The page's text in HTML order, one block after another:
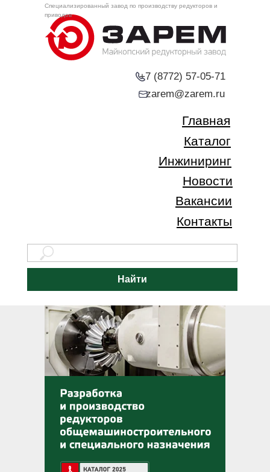
+7 (8772) 57-05-71
Каталог
Инжиниринг
Новости
Главная
Контакты
Вакансии
zarem@zarem.ru
Специализированный завод по производству редукторов и
приводов
Найти